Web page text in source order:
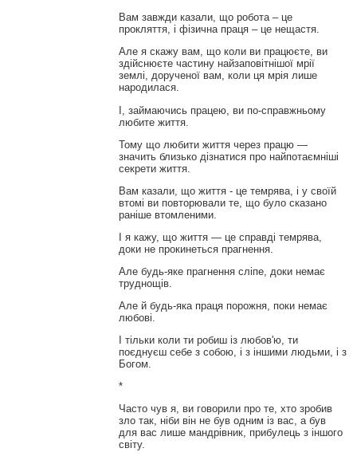
Вам завжди казали, що робота – це
прокляття, і фізична праця – це нещастя.
Але я скажу вам, що коли ви працюєте, ви
здійснюєте частину найзаповітнішої мрії
землі, дорученої вам, коли ця мрія лише
народилася.
І, займаючись працею, ви по-справжньому
любите життя.
Тому що любити життя через працю —
значить близько дізнатися про найпотаємніші
секрети життя.
Вам казали, що життя - це темрява, і у своїй
втомі ви повторювали те, що було сказано
раніше втомленими.
І я кажу, що життя — це справді темрява,
доки не прокинеться прагнення.
Але будь-яке прагнення сліпе, доки немає
труднощів.
Але й будь-яка праця порожня, поки немає
любові.
І тільки коли ти робиш із любов'ю, ти
поєднуєш себе з собою, і з іншими людьми, і з
Богом.
*
Часто чув я, ви говорили про те, хто зробив
зло так, ніби він не був одним із вас, а був
для вас лише мандрівник, прибулець з іншого
світу.